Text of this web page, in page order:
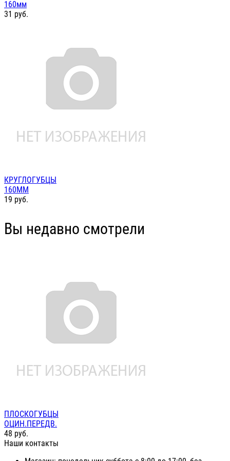
160мм
31 руб.
КРУГЛОГУБЦЫ
160ММ
19 руб.
Вы недавно смотрели
ПЛОСКОГУБЦЫ
ОЦИН.ПЕРЕДВ.
48 руб.
Наши контакты